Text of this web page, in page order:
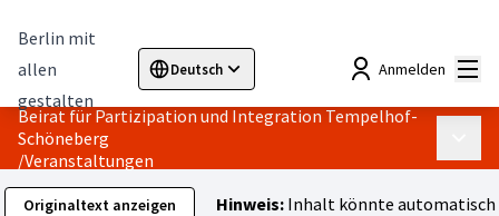
Berlin mit
allen
gestalten
Deutsch
Sprache wählen Choose languageElegir el idioma
Anmelden
Beirat für Partizipation und Integration Tempelhof-
Schöneberg
/Veranstaltungen
Originaltext anzeigen Hinweis:Inhalt könnte automatisch